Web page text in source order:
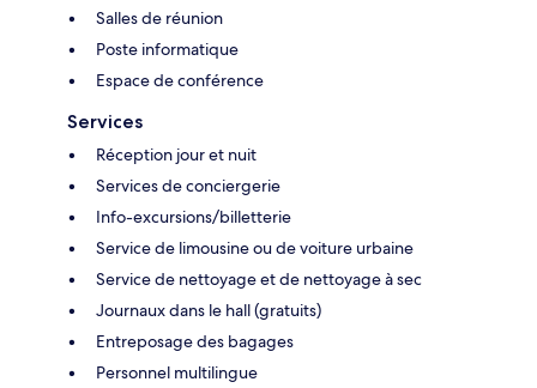
Salles de réunion
Poste informatique
Espace de conférence
Services
Réception jour et nuit
Services de conciergerie
Info-excursions/billetterie
Service de limousine ou de voiture urbaine
Service de nettoyage et de nettoyage à sec
Journaux dans le hall (gratuits)
Entreposage des bagages
Personnel multilingue